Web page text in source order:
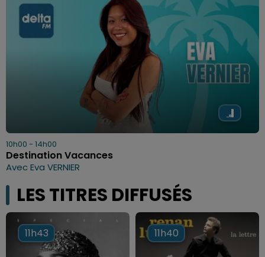
10h00 - 14h00
Destination Vacances
Avec Eva VERNIER
LES TITRES DIFFUSÉS
11h43
11h43 11h40
11h40